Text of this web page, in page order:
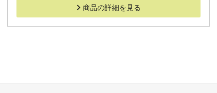
商品の詳細を見る